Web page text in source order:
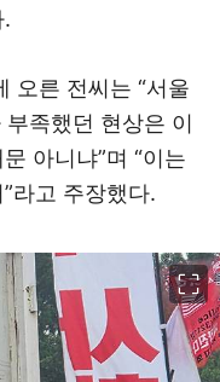
오른 전씨는 “서울
족했던 현상은 이
아니냐”며 “이는
라고 주장했다.